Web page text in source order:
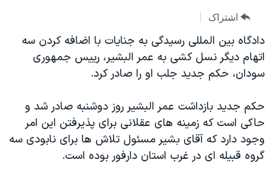
اصلی
جهش
به
جستجو
گزیده‌ها
ویژه برنامه‌ها
فرهنگ و زندگی
حقوق شهروندی
اقتصادی
صفحه‌های ویژه
عملیات خشم حماسی
۲۵۰سالگی آمریکا
مستندها
انتخابات ریاست جمهوری آمریکا ۲۰۲۴
حمله جمهوری اسلامی به اسرائیل
فرکانس‌های صدای آمریکا
پخش رادیویی
یادگیری زبان انگلیسی
دنبال کنید
اشتراک
دادگاه بین المللی رسیدگی به جنایات با اضافه کردن سه
اتهام دیگر نسل کشی به عمر البشیر، رییس جمهوری
سودان، حکم جدید جلب او را صادر کرد.
حکم جدید بازداشت عمر البشیر روز دوشنبه صادر شد و
حاکی است که زمینه های عقلانی برای پذیرفتن این امر
وجود دارد که آقای بشیر مسئول تلاش ها برای نابودی سه
گروه قبیله ای در غرب استان دارفور بوده است.